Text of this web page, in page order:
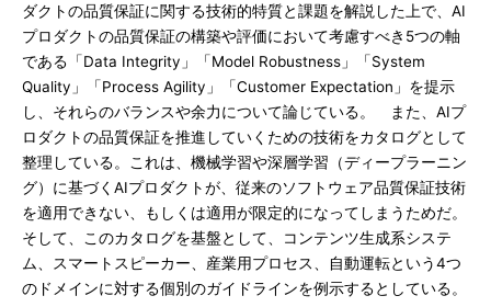
ダクトの品質保証に関する技術的特質と課題を解説した上で、AI
プロダクトの品質保証の構築や評価において考慮すべき5つの軸
である「Data Integrity」「Model Robustness」「System
Quality」「Process Agility」「Customer Expectation」を提示
し、それらのバランスや余力について論じている。 また、AIプ
ロダクトの品質保証を推進していくための技術をカタログとして
整理している。これは、機械学習や深層学習（ディープラーニン
グ）に基づくAIプロダクトが、従来のソフトウェア品質保証技術
を適用できない、もしくは適用が限定的になってしまうためだ。
そして、このカタログを基盤として、コンテンツ生成系システ
ム、スマートスピーカー、産業用プロセス、自動運転という4つ
のドメインに対する個別のガイドラインを例示するとしている。